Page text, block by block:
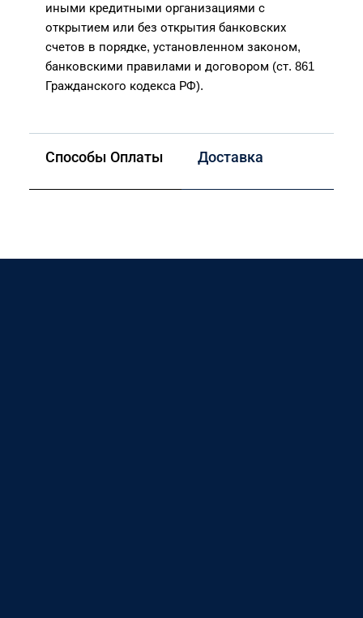
иными кредитными организациями с
открытием или без открытия банковских
счетов в порядке, установленном законом,
банковскими правилами и договором (ст. 861
Гражданского кодекса РФ).
Способы Оплаты Доставка